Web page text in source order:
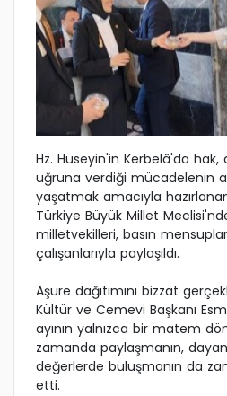
Hz. Hüseyin'in Kerbelâ'da hak,
uğruna verdiği mücadelenin
yaşatmak amacıyla
Türkiye Büyük Millet
milletvekilleri, basın
çalışanlarıyla paylaşıldı.
Aşure dağıtımını bizzat
Kültür ve Cemevi Başkanı
ayının yalnızca bir matem
zamanda paylaşmanın,
değerlerde buluşmanın da
etti.